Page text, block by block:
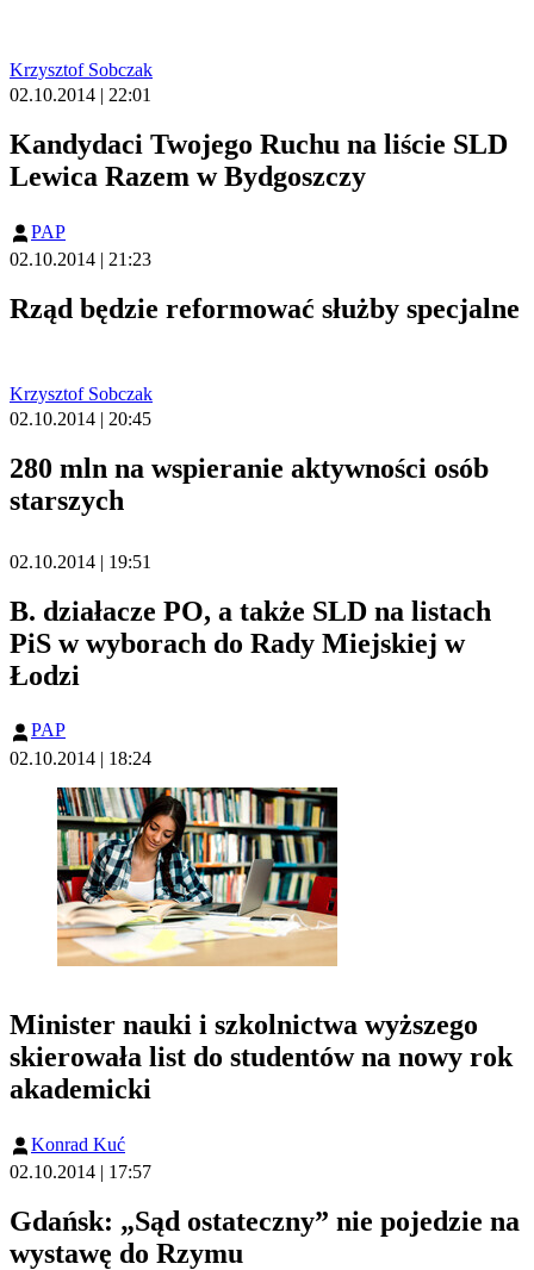
Krzysztof Sobczak
02.10.2014 | 22:01
Kandydaci Twojego Ruchu na liście SLD
Lewica Razem w Bydgoszczy
PAP
02.10.2014 | 21:23
Rząd będzie reformować służby specjalne
Krzysztof Sobczak
02.10.2014 | 20:45
280 mln na wspieranie aktywności osób
starszych
02.10.2014 | 19:51
B. działacze PO, a także SLD na listach
PiS w wyborach do Rady Miejskiej w
Łodzi
PAP
02.10.2014 | 18:24
Minister nauki i szkolnictwa wyższego
skierowała list do studentów na nowy rok
akademicki
Konrad Kuć
02.10.2014 | 17:57
Gdańsk: „Sąd ostateczny” nie pojedzie na
wystawę do Rzymu